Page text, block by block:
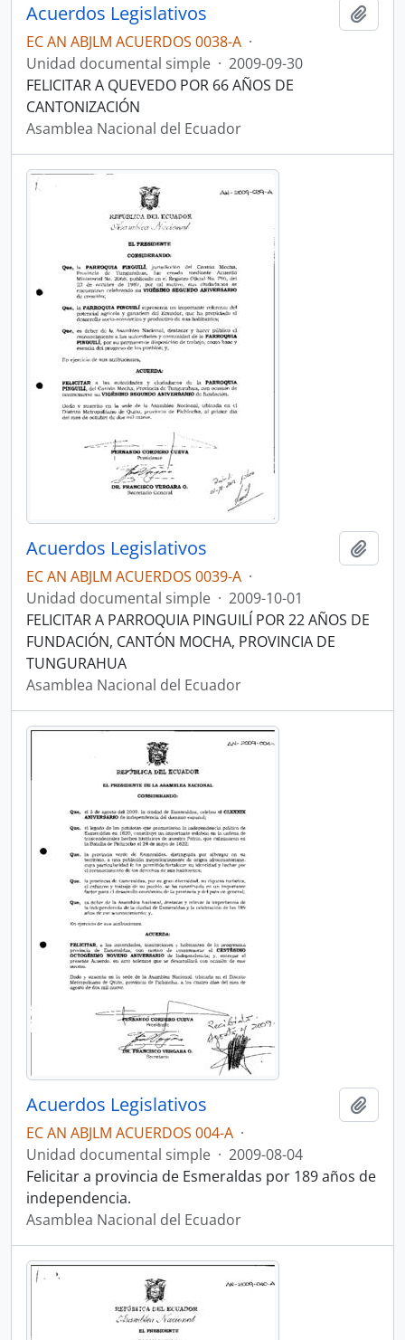
Acuerdos Legislativos
EC AN ABJLM ACUERDOS 0038-A ·
Unidad documental simple · 2009-09-30
FELICITAR A QUEVEDO POR 66 AÑOS DE
CANTONIZACIÓN
Asamblea Nacional del Ecuador
Acuerdos Legislativos
EC AN ABJLM ACUERDOS 0039-A ·
Unidad documental simple · 2009-10-01
FELICITAR A PARROQUIA PINGUILÍ POR 22 AÑOS DE
FUNDACIÓN, CANTÓN MOCHA, PROVINCIA DE
TUNGURAHUA
Asamblea Nacional del Ecuador
Acuerdos Legislativos
EC AN ABJLM ACUERDOS 004-A ·
Unidad documental simple · 2009-08-04
Felicitar a provincia de Esmeraldas por 189 años de
independencia.
Asamblea Nacional del Ecuador